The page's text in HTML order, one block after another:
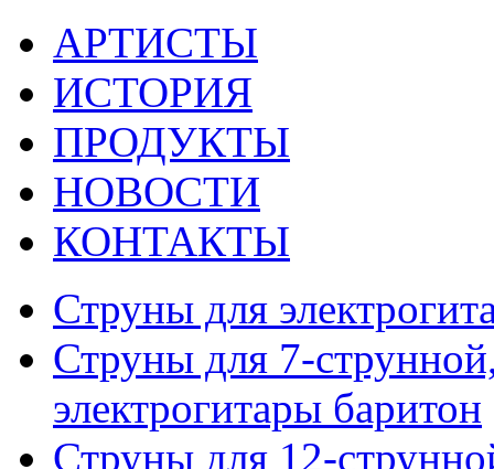
АРТИСТЫ
ИСТОРИЯ
ПРОДУКТЫ
НОВОСТИ
КОНТАКТЫ
Струны для
Струны для 7-
электрогитары баритон
Струны для 12-